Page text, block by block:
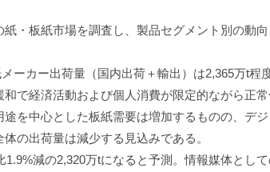
・板紙市場を調査し、製品セグメント別の動
ーカー出荷量（国内出荷＋輸出）は2,365万t程
で経済活動および個人消費が限定的ながら正
を中心とした板紙需要は増加するものの、デ
の出荷量は減少する見込みである。
減の2,320万tになると予測。情報媒体として